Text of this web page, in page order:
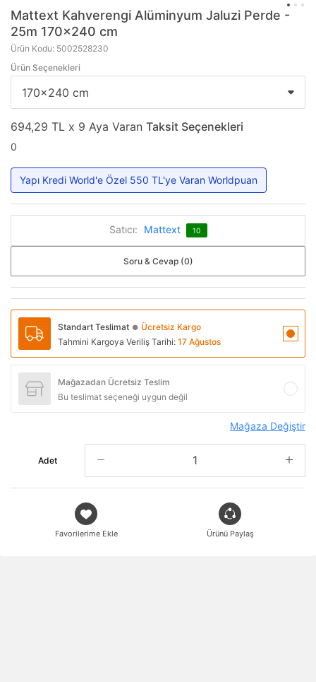
Mattext Kahverengi Alüminyum Jaluzi Perde -
25m 170x240 cm
Ürün Kodu: 5002528230
Ürün Seçenekleri
694,29 TL x 9 Aya Varan Taksit Seçenekleri
0
Yapı Kredi World'e Özel 550 TL'ye Varan Worldpuan
Satıcı: Mattext 10
Soru & Cevap (0)
Standart Teslimat ● Ücretsiz Kargo
Tahmini Kargoya Veriliş Tarihi: 17 Ağustos
Mağazadan Ücretsiz Teslim
Bu teslimat seçeneği uygun değil
Mağaza Değiştir
Adet
Favorilerime Ekle Ürünü Paylaş